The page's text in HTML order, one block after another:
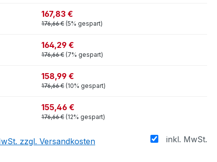
167,83 €
176,66 € (5% gespart)
164,29 €
176,66 € (7% gespart)
158,99 €
176,66 € (10% gespart)
155,46 €
176,66 € (12% gespart)
inkl. MwSt.
zzgl. Versandkosten